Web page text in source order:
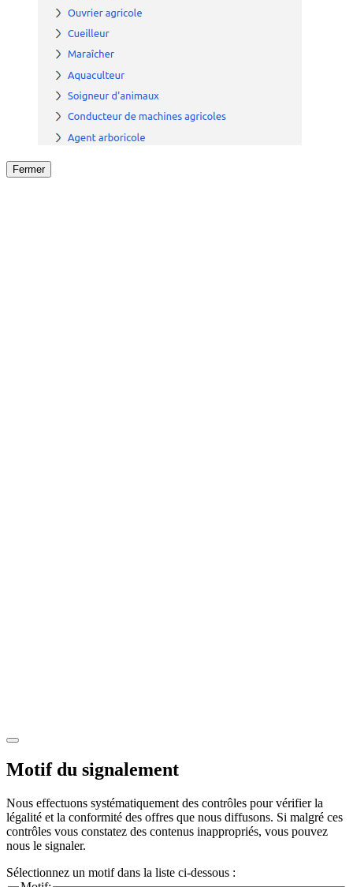
Fermer
Motif du signalement
Nous effectuons systématiquement des contrôles pour vérifier la
légalité et la conformité des offres que nous diffusons. Si malgré ces
contrôles vous constatez des contenus inappropriés, vous pouvez
nous le signaler.
Sélectionnez un motif dans la liste ci-dessous :